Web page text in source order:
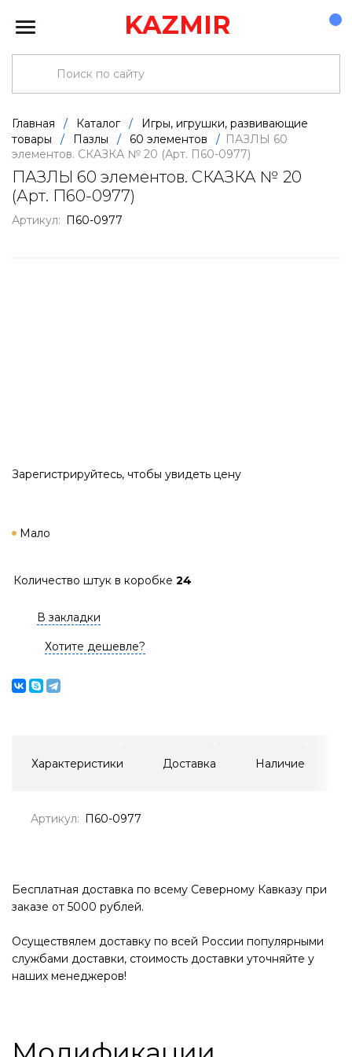
KAZMIR
Главная / Каталог /
Игры, игрушки, развивающие
товары
/ Пазлы / 60 элементов / ПАЗЛЫ 60
элементов. СКАЗКА № 20 (Арт. П60-0977)
ПАЗЛЫ 60 элементов. СКАЗКА № 20
(Арт. П60-0977)
Артикул: П60-0977
Зарегистрируйтесь, чтобы увидеть цену
Мало
Количество штук в коробке 24
В закладки
Хотите дешевле?
Характеристики Доставка Наличие
Артикул: П60-0977
Бесплатная доставка по всему Северному Кавказу при
заказе от 5000 рублей.
Осуществялем доставку по всей России популярными
службами доставки, стоимость доставки уточняйте у
наших менеджеров!